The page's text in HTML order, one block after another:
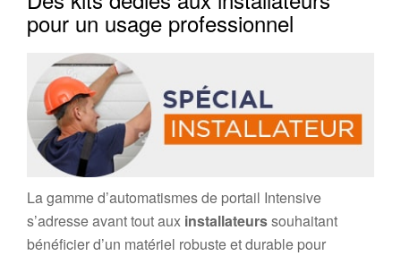
pour un usage professionnel
La gamme d’automatismes de portail Intensive
s’adresse avant tout aux installateurssouhaitant
bénéficier d’un matériel robuste et durable pour